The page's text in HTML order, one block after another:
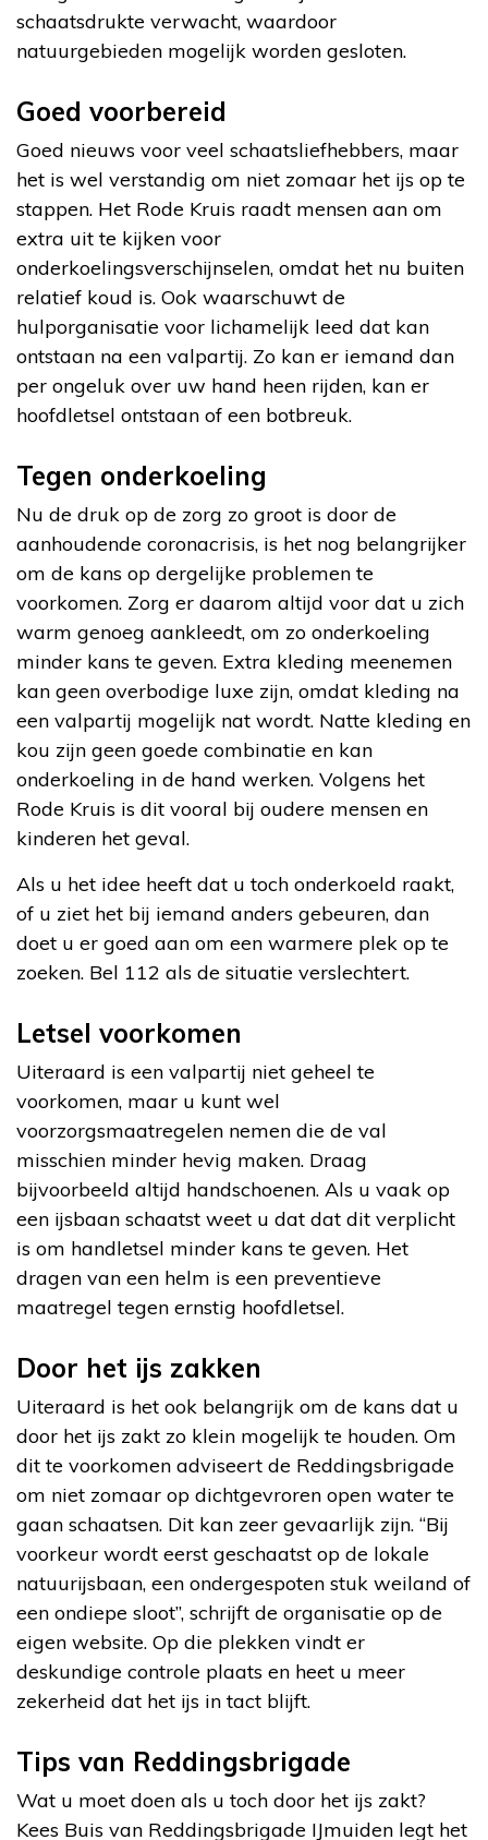
schaatsdrukte verwacht, waardoor
natuurgebieden mogelijk worden gesloten.
Goed voorbereid
Goed nieuws voor veel schaatsliefhebbers, maar
het is wel verstandig om niet zomaar het ijs op te
stappen. Het Rode Kruis raadt mensen aan om
extra uit te kijken voor
onderkoelingsverschijnselen, omdat het nu buiten
relatief koud is. Ook waarschuwt de
hulporganisatie voor lichamelijk leed dat kan
ontstaan na een valpartij. Zo kan er iemand dan
per ongeluk over uw hand heen rijden, kan er
hoofdletsel ontstaan of een botbreuk.
Tegen onderkoeling
Nu de druk op de zorg zo groot is door de
aanhoudende coronacrisis, is het nog belangrijker
om de kans op dergelijke problemen te
voorkomen. Zorg er daarom altijd voor dat u zich
warm genoeg aankleedt, om zo onderkoeling
minder kans te geven. Extra kleding meenemen
kan geen overbodige luxe zijn, omdat kleding na
een valpartij mogelijk nat wordt. Natte kleding en
kou zijn geen goede combinatie en kan
onderkoeling in de hand werken. Volgens het
Rode Kruis is dit vooral bij oudere mensen en
kinderen het geval.
Als u het idee heeft dat u toch onderkoeld raakt,
of u ziet het bij iemand anders gebeuren, dan
doet u er goed aan om een warmere plek op te
zoeken. Bel 112 als de situatie verslechtert.
Letsel voorkomen
Uiteraard is een valpartij niet geheel te
voorkomen, maar u kunt wel
voorzorgsmaatregelen nemen die de val
misschien minder hevig maken. Draag
bijvoorbeeld altijd handschoenen. Als u vaak op
een ijsbaan schaatst weet u dat dat dit verplicht
is om handletsel minder kans te geven. Het
dragen van een helm is een preventieve
maatregel tegen ernstig hoofdletsel.
Door het ijs zakken
Uiteraard is het ook belangrijk om de kans dat u
door het ijs zakt zo klein mogelijk te houden. Om
dit te voorkomen adviseert de Reddingsbrigade
om niet zomaar op dichtgevroren open water te
gaan schaatsen. Dit kan zeer gevaarlijk zijn. “Bij
voorkeur wordt eerst geschaatst op de lokale
natuurijsbaan, een ondergespoten stuk weiland of
een ondiepe sloot”, schrijft de organisatie op de
eigen website. Op die plekken vindt er
deskundige controle plaats en heet u meer
zekerheid dat het ijs in tact blijft.
Tips van Reddingsbrigade
Wat u moet doen als u toch door het ijs zakt?
Kees Buis van Reddingsbrigade IJmuiden legt het